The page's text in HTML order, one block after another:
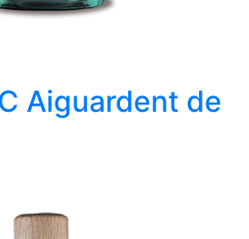
Aiguardent de